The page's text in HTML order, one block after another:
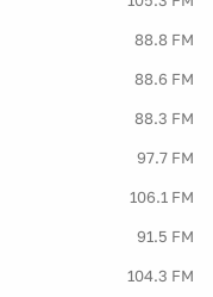
88.8 FM
88.6 FM
88.3 FM
97.7 FM
106.1 FM
91.5 FM
104.3 FM